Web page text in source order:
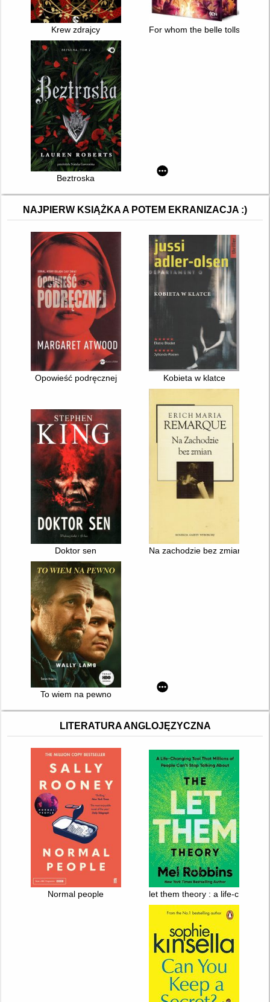
Krew zdrajcy For whom the belle tolls : z
Beztroska
NAJPIERW KSIĄŻKA A POTEM EKRANIZACJA :)
Opowieść podręcznej Kobieta w klatce
Doktor sen Na zachodzie bez zmian
To wiem na pewno
LITERATURA ANGLOJĘZYCZNA
Normal people let them theory : a life-